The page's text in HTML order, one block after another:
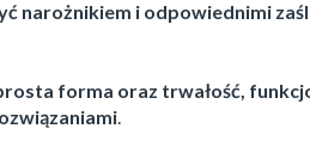
narożnikiem i odpowiednimi
forma oraz trwałość,
.